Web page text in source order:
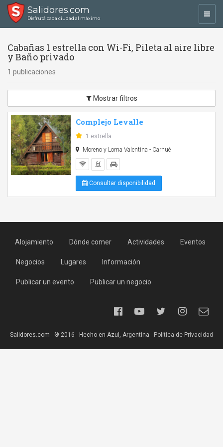
Salidores.com
Disfrutá cada ciudad al máximo
Cabañas 1 estrella con Wi-Fi, Pileta al aire libre
y Baño privado
1 publicaciones
Mostrar filtros
Complejo Levalle
1 estrella
Moreno y Loma Valentina - Carhué
Consultar disponibilidad
Alojamiento Dónde comer Actividades Eventos
Negocios Lugares Información
Publicar un evento Publicar un negocio
Salidores.com - ® 2016 - Hecho en Azul, Argentina - Política de Privacidad